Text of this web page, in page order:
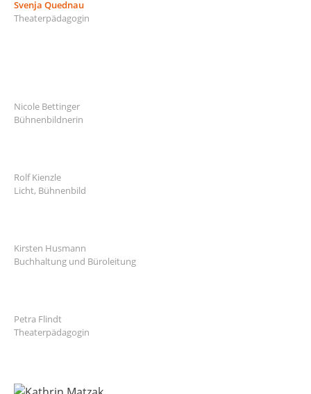
Svenja Quednau
Theaterpädagogin
Nicole Bettinger
Bühnenbildnerin
Rolf Kienzle
Licht, Bühnenbild
Kirsten Husmann
Buchhaltung und Büroleitung
Petra Flindt
Theaterpädagogin